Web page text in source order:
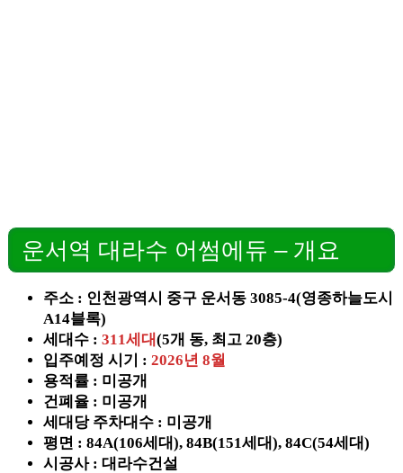
운서역 대라수 어썸에듀 – 개요
주소 : 인천광역시 중구 운서동 3085-4(영종하늘도시
A14블록)
세대수 : 311세대(5개 동, 최고 20층)
입주예정 시기 : 2026년 8월
용적률 : 미공개
건폐율 : 미공개
세대당 주차대수 : 미공개
평면 : 84A(106세대), 84B(151세대), 84C(54세대)
시공사 : 대라수건설